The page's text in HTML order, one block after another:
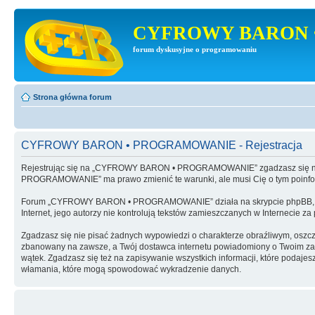
CYFROWY BARON
forum dyskusyjne o programowaniu
Strona główna forum
CYFROWY BARON • PROGRAMOWANIE - Rejestracja
Rejestrując się na „CYFROWY BARON • PROGRAMOWANIE” zgadzasz
PROGRAMOWANIE” ma prawo zmienić te warunki, ale musi Cię o tym
Forum „CYFROWY BARON • PROGRAMOWANIE” działa na skrypcie
Internet, jego autorzy nie kontrolują tekstów zamieszczanych w Internecie
Zgadzasz się nie pisać żadnych wypowiedzi o charakterze obraźliwym,
zbanowany na zawsze, a Twój dostawca internetu powiadomiony o Twoim
wątek. Zgadzasz się też na zapisywanie wszystkich informacji, które
włamania, które mogą spowodować wykradzenie danych.